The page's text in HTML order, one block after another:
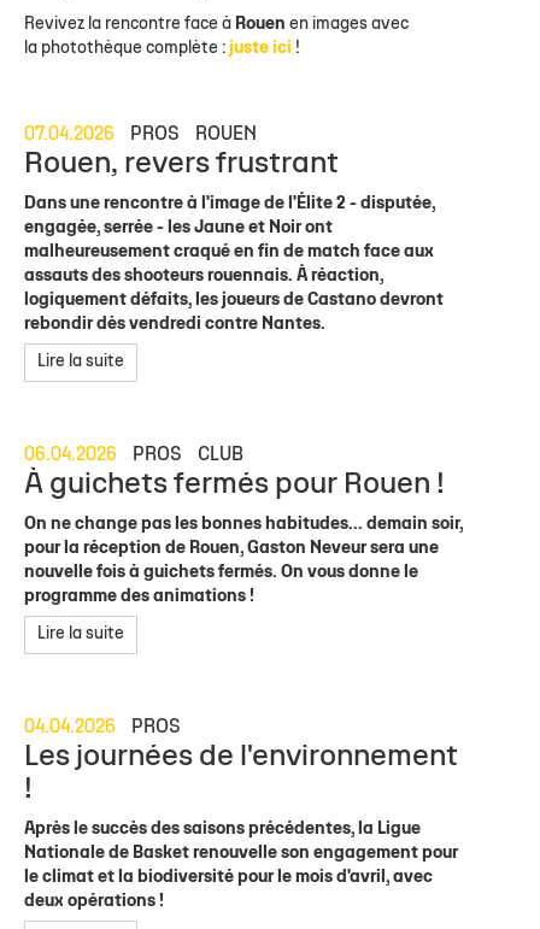
Revivez la rencontre face à Rouen en images avec
la photothèque complète : juste ici !
07.04.2026 PROS ROUEN
Rouen, revers frustrant
Dans une rencontre à l'image de l'Élite 2 - disputée,
engagée, serrée - les Jaune et Noir ont
malheureusement craqué en fin de match face aux
assauts des shooteurs rouennais. À réaction,
logiquement défaits, les joueurs de Castano devront
rebondir dès vendredi contre Nantes.
Lire la suite
06.04.2026 PROS CLUB
À guichets fermés pour Rouen !
On ne change pas les bonnes habitudes... demain soir,
pour la réception de Rouen, Gaston Neveur sera une
nouvelle fois à guichets fermés. On vous donne le
programme des animations !
Lire la suite
04.04.2026 PROS
Les journées de l'environnement
!
Après le succès des saisons précédentes, la Ligue
Nationale de Basket renouvelle son engagement pour
le climat et la biodiversité pour le mois d'avril, avec
deux opérations !